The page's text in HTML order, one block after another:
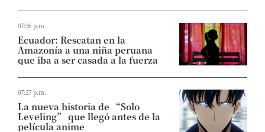
07:36 p.m.
Ecuador: Rescatan en la
Amazonía a una niña peruana
que iba a ser casada a la fuerza
07:27 p.m.
La nueva historia de “Solo
Leveling” que llegó antes de la
película anime